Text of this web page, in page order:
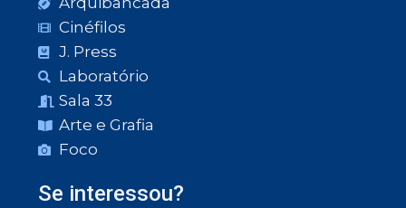
Cinéfilos
J. Press
Laboratório
Sala 33
Arte e Grafia
Foco
Se interessou?